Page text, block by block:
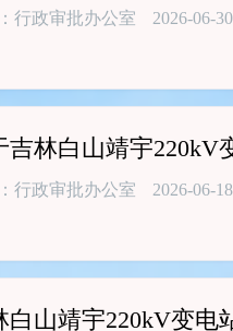
行政审批办公室 2026-06-30
吉林白山靖宇220kV
行政审批办公室 2026-06-18
白山靖宇220kV变电